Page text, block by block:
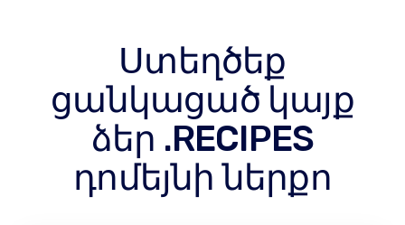
Ստեղծեք
ցանկացած կայք
ձեր .RECIPES
դոմեյնի ներքո